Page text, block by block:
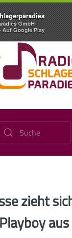
GmbH
Auf Google Play
zieht
Playboy aus